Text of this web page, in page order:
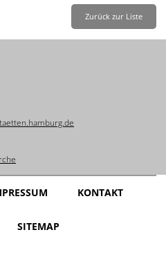
Leichte Sprache
Zurück zur Liste
KONTAKT
SITEMAP